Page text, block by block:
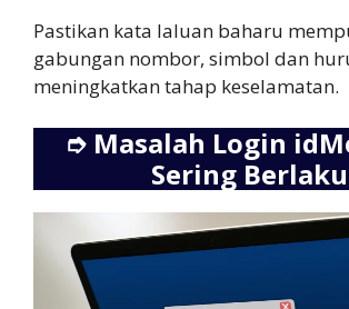
Pastikan kata laluan baharu
gabungan nombor, simbol dan
meningkatkan tahap keselamatan.
➮ Masalah Login
Sering Berlaku